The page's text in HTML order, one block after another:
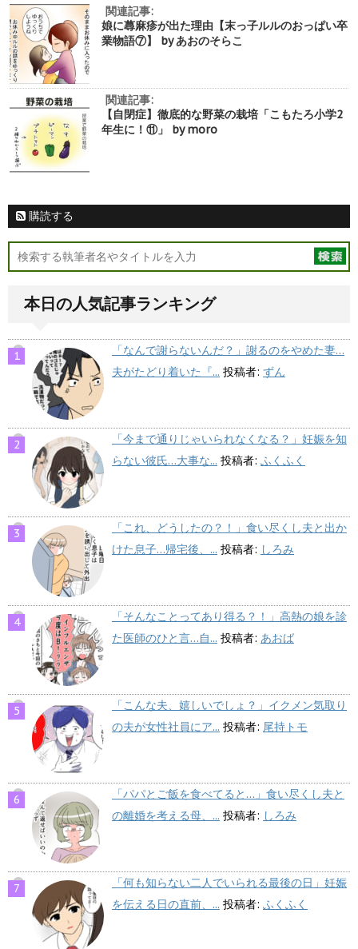
関連記事:
娘に蕁麻疹が出た理由【末っ子ルルのおっぱい卒
業物語⑦】 by あおのそらこ
関連記事:
【自閉症】徹底的な野菜の栽培「こもたろ小学2
年生に！⑪」 by moro
購読する
本日の人気記事ランキング
「なんで謝らないんだ？」謝るのをやめた妻…
夫がたどり着いた『... 投稿者: ずん
「今まで通りじゃいられなくなる？」妊娠を知
らない彼氏…大事な... 投稿者: ふくふく
「これ、どうしたの？！」食い尽くし夫と出か
けた息子…帰宅後、... 投稿者: しろみ
「そんなことってあり得る？！」高熱の娘を診
た医師のひと言…自... 投稿者: あおば
「こんな夫、嬉しいでしょ？」イクメン気取り
の夫が女性社員にア... 投稿者: 尾持トモ
「パパとご飯を食べてると…」食い尽くし夫と
の離婚を考える母、... 投稿者: しろみ
「何も知らない二人でいられる最後の日」妊娠
を伝える日の直前、... 投稿者: ふくふく